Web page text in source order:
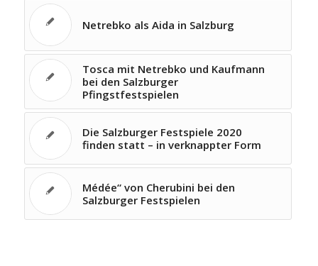
Netrebko als Aida in Salzburg
Tosca mit Netrebko und Kaufmann
bei den Salzburger
Pfingstfestspielen
Die Salzburger Festspiele 2020
finden statt – in verknappter Form
Médée“ von Cherubini bei den
Salzburger Festspielen